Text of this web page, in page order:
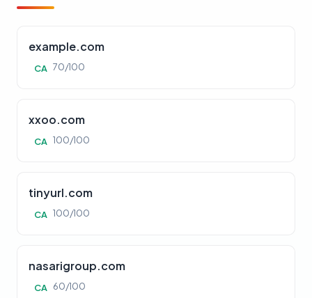
example.com
CA 70/100
xxoo.com
CA 100/100
tinyurl.com
CA 100/100
nasarigroup.com
CA 60/100